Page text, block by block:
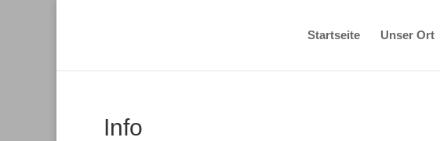
Startseite Unser Ort
Info